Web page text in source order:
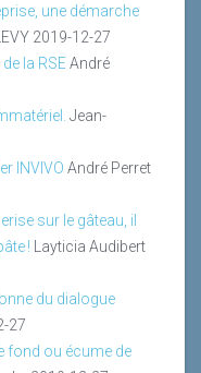
une démarche
2019-12-27
la RSEAndré
Jean-
INVIVO André Perret
sur le gâteau, il
! Layticia Audibert
du dialogue
27
fond ou écume de